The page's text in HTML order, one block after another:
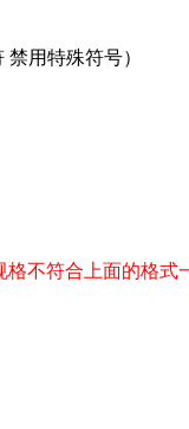
禁用特殊符号）
不符合上面的格